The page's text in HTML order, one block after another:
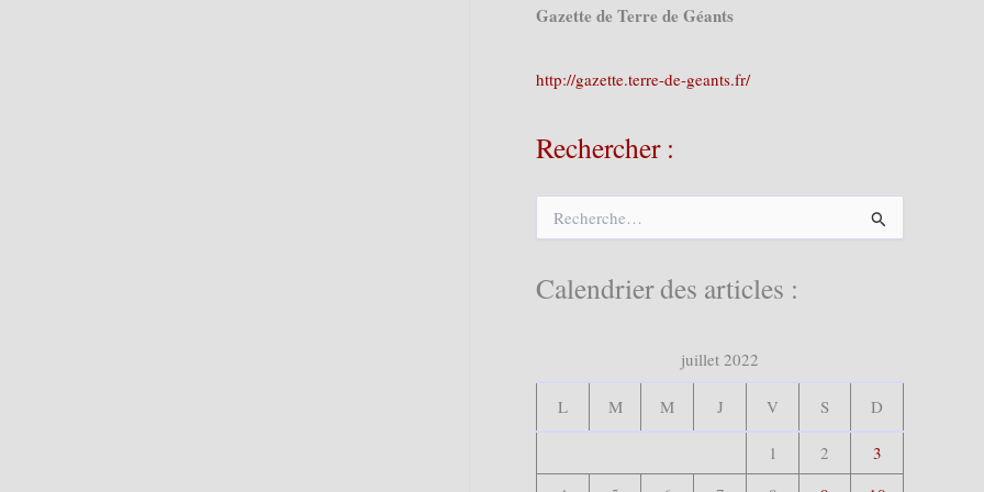
Gazette de Terre de Géants
http://gazette.terre-de-geants.fr/
Rechercher :
e
e
Calendrier des articles :
juillet 2022
L M M J V S D
1 2
3